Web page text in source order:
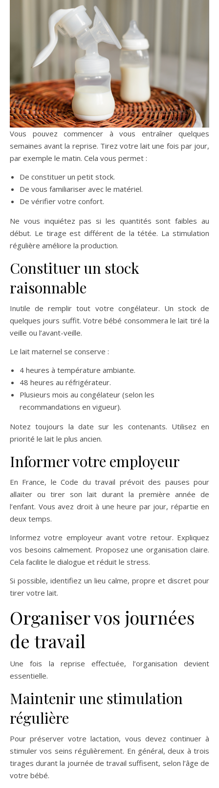
Vous pouvez commencer à vous entraîner quelques
semaines avant la reprise. Tirez votre lait une fois par jour,
par exemple le matin. Cela vous permet :
De constituer un petit stock.
De vous familiariser avec le matériel.
De vérifier votre confort.
Ne vous inquiétez pas si les quantités sont faibles au
début. Le tirage est différent de la tétée. La stimulation
régulière améliore la production.
Constituer un stock
raisonnable
Inutile de remplir tout votre congélateur. Un stock de
quelques jours suffit. Votre bébé consommera le lait tiré la
veille ou l’avant-veille.
Le lait maternel se conserve :
4 heures à température ambiante.
48 heures au réfrigérateur.
Plusieurs mois au congélateur (selon les
recommandations en vigueur).
Notez toujours la date sur les contenants. Utilisez en
priorité le lait le plus ancien.
Informer votre employeur
En France, le Code du travail prévoit des pauses pour
allaiter ou tirer son lait durant la première année de
l’enfant. Vous avez droit à une heure par jour, répartie en
deux temps.
Informez votre employeur avant votre retour. Expliquez
vos besoins calmement. Proposez une organisation claire.
Cela facilite le dialogue et réduit le stress.
Si possible, identifiez un lieu calme, propre et discret pour
tirer votre lait.
Organiser vos journées
de travail
Une fois la reprise effectuée, l’organisation devient
essentielle.
Maintenir une stimulation
régulière
Pour préserver votre lactation, vous devez continuer à
stimuler vos seins régulièrement. En général, deux à trois
tirages durant la journée de travail suffisent, selon l’âge de
votre bébé.